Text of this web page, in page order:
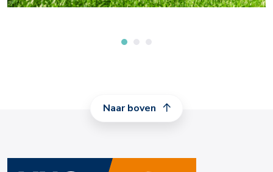
Naar boven